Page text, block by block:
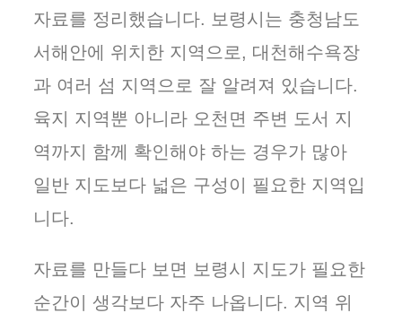
자료를 정리했습니다. 보령시는 충청남도
서해안에 위치한 지역으로, 대천해수욕장
과 여러 섬 지역으로 잘 알려져 있습니다.
육지 지역뿐 아니라 오천면 주변 도서 지
역까지 함께 확인해야 하는 경우가 많아
일반 지도보다 넓은 구성이 필요한 지역입
니다.
자료를 만들다 보면 보령시 지도가 필요한
순간이 생각보다 자주 나옵니다. 지역 위